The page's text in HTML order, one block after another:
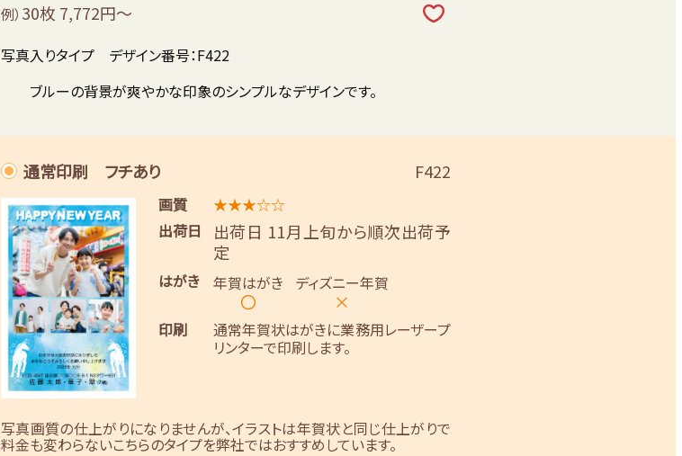
例） 30枚 7,772円～
写真入りタイプ デザイン番号：F422
ブルーの背景が爽やかな印象のシンプルなデザインです。
通常印刷 フチあり F422
画質
★★★☆☆
出荷日
出荷日 11月上旬から順次出荷予
定
はがき 年賀はがき
〇
ディズニー年賀
×
印刷
通常年賀状はがきに業務用レーザープ
リンターで印刷します。
写真画質の仕上がりになりませんが、イラストは年賀状と同じ仕上がりで
料金も変わらないこちらのタイプを弊社ではおすすめしています。